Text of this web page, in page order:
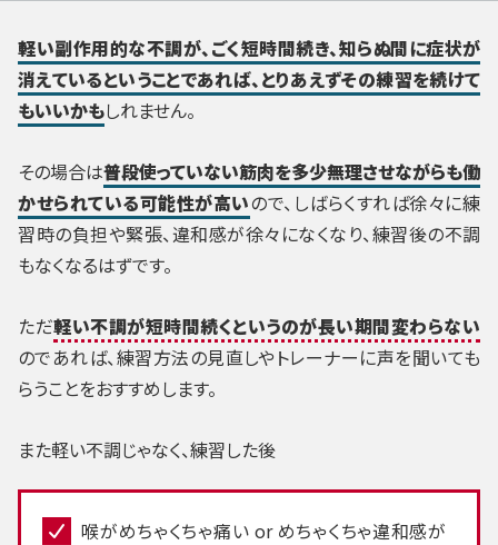
軽い副作用的な不調が、ごく短時間続き、知らぬ間に症状が
消えているということであれば、とりあえずその練習を続けて
もいいかもしれません。
その場合は普段使っていない筋肉を多少無理させながらも働
かせられている可能性が高いので、しばらくすれば徐々に練
習時の負担や緊張、違和感が徐々になくなり、練習後の不調
もなくなるはずです。
ただ軽い不調が短時間続くというのが長い期間変わらない
のであれば、練習方法の見直しやトレーナーに声を聞いても
らうことをおすすめします。
また軽い不調じゃなく、練習した後
喉がめちゃくちゃ痛い or めちゃくちゃ違和感が